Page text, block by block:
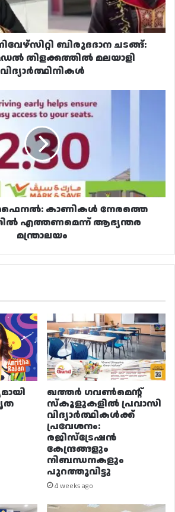
ബിരുദദാന ചടങ്ങ്:
തിളക്കത്തിൽ മലയാളി
വിദ്യാർത്ഥിനികൾ
കാണികൾ നേരത്തെ
എത്തണമെന്ന് ആഭ്യന്തര
മന്ത്രാലയം
ഖത്തർ ഗവൺമെന്റ്
സ്കൂളുകളിൽ പ്രവാസി
വിദ്യാർത്ഥികൾക്ക്
പ്രവേശനം:
രജിസ്ട്രേഷൻ
കേന്ദ്രങ്ങളും
നിബന്ധനകളും
പുറത്തുവിട്ടു
4 weeks ago